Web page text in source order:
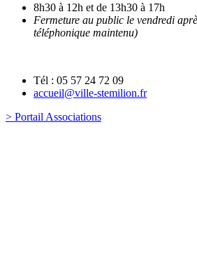
8h30 à 12h et de 13h30 à 17h
Fermeture au public le vendredi
téléphonique maintenu)
Tél : 05 57 24 72 09
accueil@ville-stemilion.fr
> Portail Associations